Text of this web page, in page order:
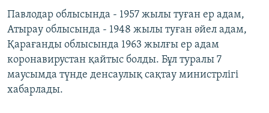
Павлодар облысында - 1957 жылы туған ер адам,
Атырау облысында - 1948 жылы туған әйел адам,
Қарағанды облысында 1963 жылғы ер адам
коронавирустан қайтыс болды. Бұл туралы 7
маусымда түнде денсаулық сақтау министрлігі
хабарлады.